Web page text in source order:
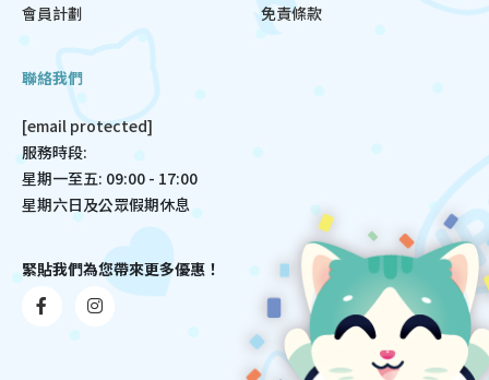
會員計劃
免責條款
聯絡我們
[email protected]
服務時段:
星期一至五: 09:00 - 17:00
星期六日及公眾假期休息
緊貼我們為您帶來更多優惠！